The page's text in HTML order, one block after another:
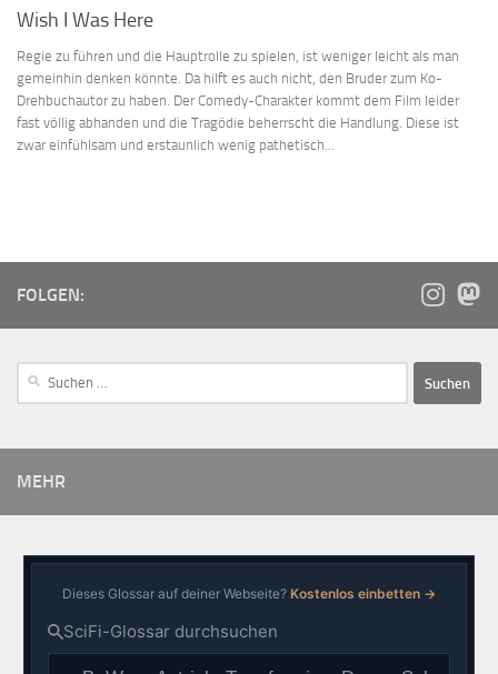
Wish I Was Here
Regie zu führen und die Hauptrolle zu spielen, ist weniger leicht als man
gemeinhin denken könnte. Da hilft es auch nicht, den Bruder zum Ko-
Drehbuchautor zu haben. Der Comedy-Charakter kommt dem Film leider
fast völlig abhanden und die Tragödie beherrscht die Handlung. Diese ist
zwar einfühlsam und erstaunlich wenig pathetisch...
FOLGEN:
MEHR